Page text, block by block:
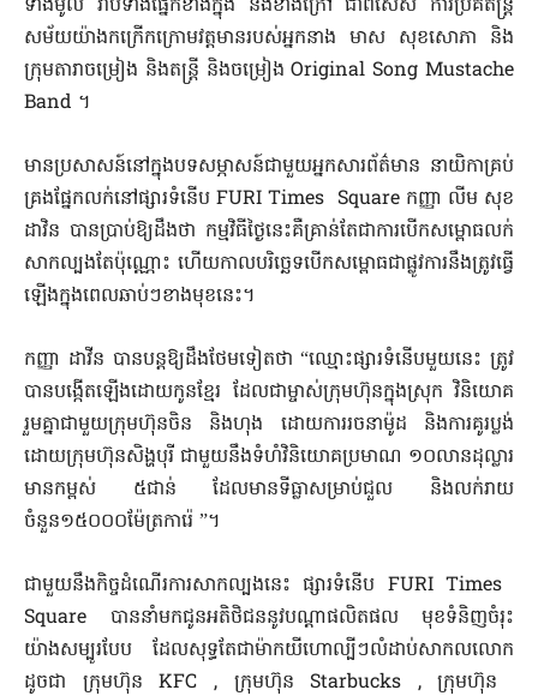
សម័យ​យ៉ាង​កក្រើក​ក្រោម​វត្តមាន​របស់​អ្នកនាង​ មាស​ សុខ​សោភា​ និង​
ក្រុម​តារាចម្រៀង​ និង​តន្ត្រី​ និង​ចម្រៀង​ Original​ Song​ Mustache​
Band​ ។
មានប្រសាសន៍​នៅក្នុង​បទសម្ភាសន៍​ជាមួយ​អ្នកសារព័ត៌មាន​ នាយិកា​គ្រប់
គ្រង​ផ្នែក​លក់​នៅ​ផ្សារ​ទំនើប​ ​FURI​ Times​ Square​ ​កញ្ញា​ លីម​ សុខ​
ដា​វិន​ បាន​ប្រាប់​ឱ្យ​ដឹង​ថា​ កម្មវិធី​ថ្ងៃនេះ​គឺ​គ្រាន់តែ​ជា​ការ​បើក​សម្ពោធ​លក់​
សាកល្បង​តែប៉ុណ្ណោះ​ ហើយ​កាលបរិច្ឆេទ​បើក​សម្ពោធ​ជា​ផ្លូវការ​នឹង​ត្រូវ​ធ្វើ
ឡើង​ក្នុង​ពេល​ឆាប់​ៗខាងមុខនេះ​។
កញ្ញា​ ដា​វីន​ បាន​បន្ត​ឱ្យ​ដឹង​ថែមទៀត​ថា​ ​“ឈ្មោះ​ផ្សារ​ទំនើប​មួយ​នេះ​ ត្រូវ​
បាន​បង្កើត​ឡើង​ដោយ​កូនខ្មែរ​ ដែល​ជា​ម្ចាស់​ក្រុមហ៊ុន​ក្នុង​ស្រុក​ វិនិយោគ​
រួមគ្នា​ជាមួយ​ក្រុមហ៊ុន​ចិន​ និង​ហុង​ ដោយ​ការរចនា​ម៉ូដ​ និង​ការ​គូរ​ប្លង់​
ដោយក្រុម​ហ៊ុន​សិង្ហបុរី​ ជាមួយនឹង​ទំហំ​វិនិយោគ​ប្រមាណ ១០លាន​ដុល្លារ​
មាន​កម្ពស់​ ៥ជាន់​ ដែល​មាន​ទីធ្លា​សម្រាប់​ជួល​ និង​លក់រាយ​
ចំនួន១៥០០០ម៉ែត្រការ៉េ​ ”។
ជាមួយនឹង​កិច្ច​ដំណើរការ​សាកល្បង​នេះ​ ​ផ្សារ​ទំនើប​ FURI​ ​Times​ ​
Square​ ​បាន​នាំមក​ជូន​អតិថិជន​នូវ​បណ្តា​ផលិតផល​ មុខទំនិញ​ចំរុះ​
យ៉ាង​សម្បូរ​បែប​ ​ដែល​សុទ្ធតែ​ជា​ម៉ាក​យី​ហោ​ល្បី​ៗលំដាប់​សាកលលោក​
ដូចជា​ ក្រុមហ៊ុន​ ​KFC​ ​, ក្រុមហ៊ុន​ ​Starbucks​ , ក្រុមហ៊ុន​ ​